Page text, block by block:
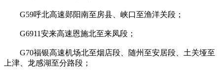
G59呼北高速郧阳南至房县、峡口至渔洋关段；
G6911安来高速恩施北至来凤段；
G70福银高速机场北至烟店段、随州至安居段、土关垭至
上津、龙感湖至分路段；